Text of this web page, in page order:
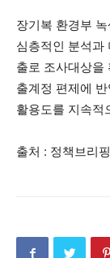
장기복 환경부
심층적인 분석과
출로 조사대상을
출계정 편제에
활용도를 지속적
출처 : 정책브리핑